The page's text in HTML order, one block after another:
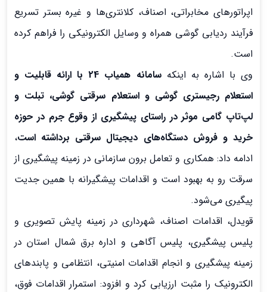
اپراتورهای مخابراتی، اصناف، کلانتری‌ها و غیره بستر تسریع
فرآیند ردیابی گوشی همراه و وسایل الکترونیکی را فراهم کرده
است.
وی با اشاره به اینکه
سامانه همیاب 24 با ارائه قابلیت و
استعلام رجیستری گوشی و استعلام سرقتی گوشی، تبلت و
لپ‌تاپ گامی موثر در راستای پیشگیری از وقوع جرم در حوزه
خرید و فروش دستگاه‌های دیجیتال سرقتی برداشته است،
ادامه داد: همکاری و تعامل برون سازمانی در زمینه پیشگیری از
سرقت رو به بهبود است و اقدامات پیشگیرانه با همین جدیت
پیگیری می‌شود.
قویدل، اقدامات اصناف، شهرداری در زمینه پایش تصویری و
پلیس پیشگیری، پلیس آگاهی و اداره برق شمال استان در
زمینه پیشگیری و انجام اقدامات امنیتی، انتظامی و پابندهای
الکترونیک را مثبت ارزیابی کرد و افزود: استمرار اقدامات فوق،